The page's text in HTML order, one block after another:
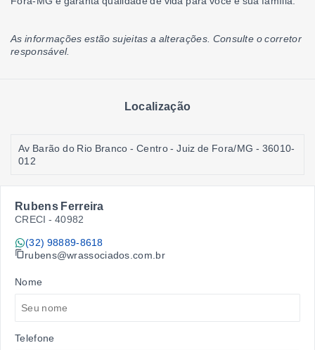
As informações estão sujeitas a alterações. Consulte o corretor
responsável.
Localização
Av Barão do Rio Branco - Centro - Juiz de Fora/MG - 36010-
012
Rubens Ferreira
CRECI - 40982
(32) 98889-8618
rubens@wrassociados.com.br
Nome
Telefone